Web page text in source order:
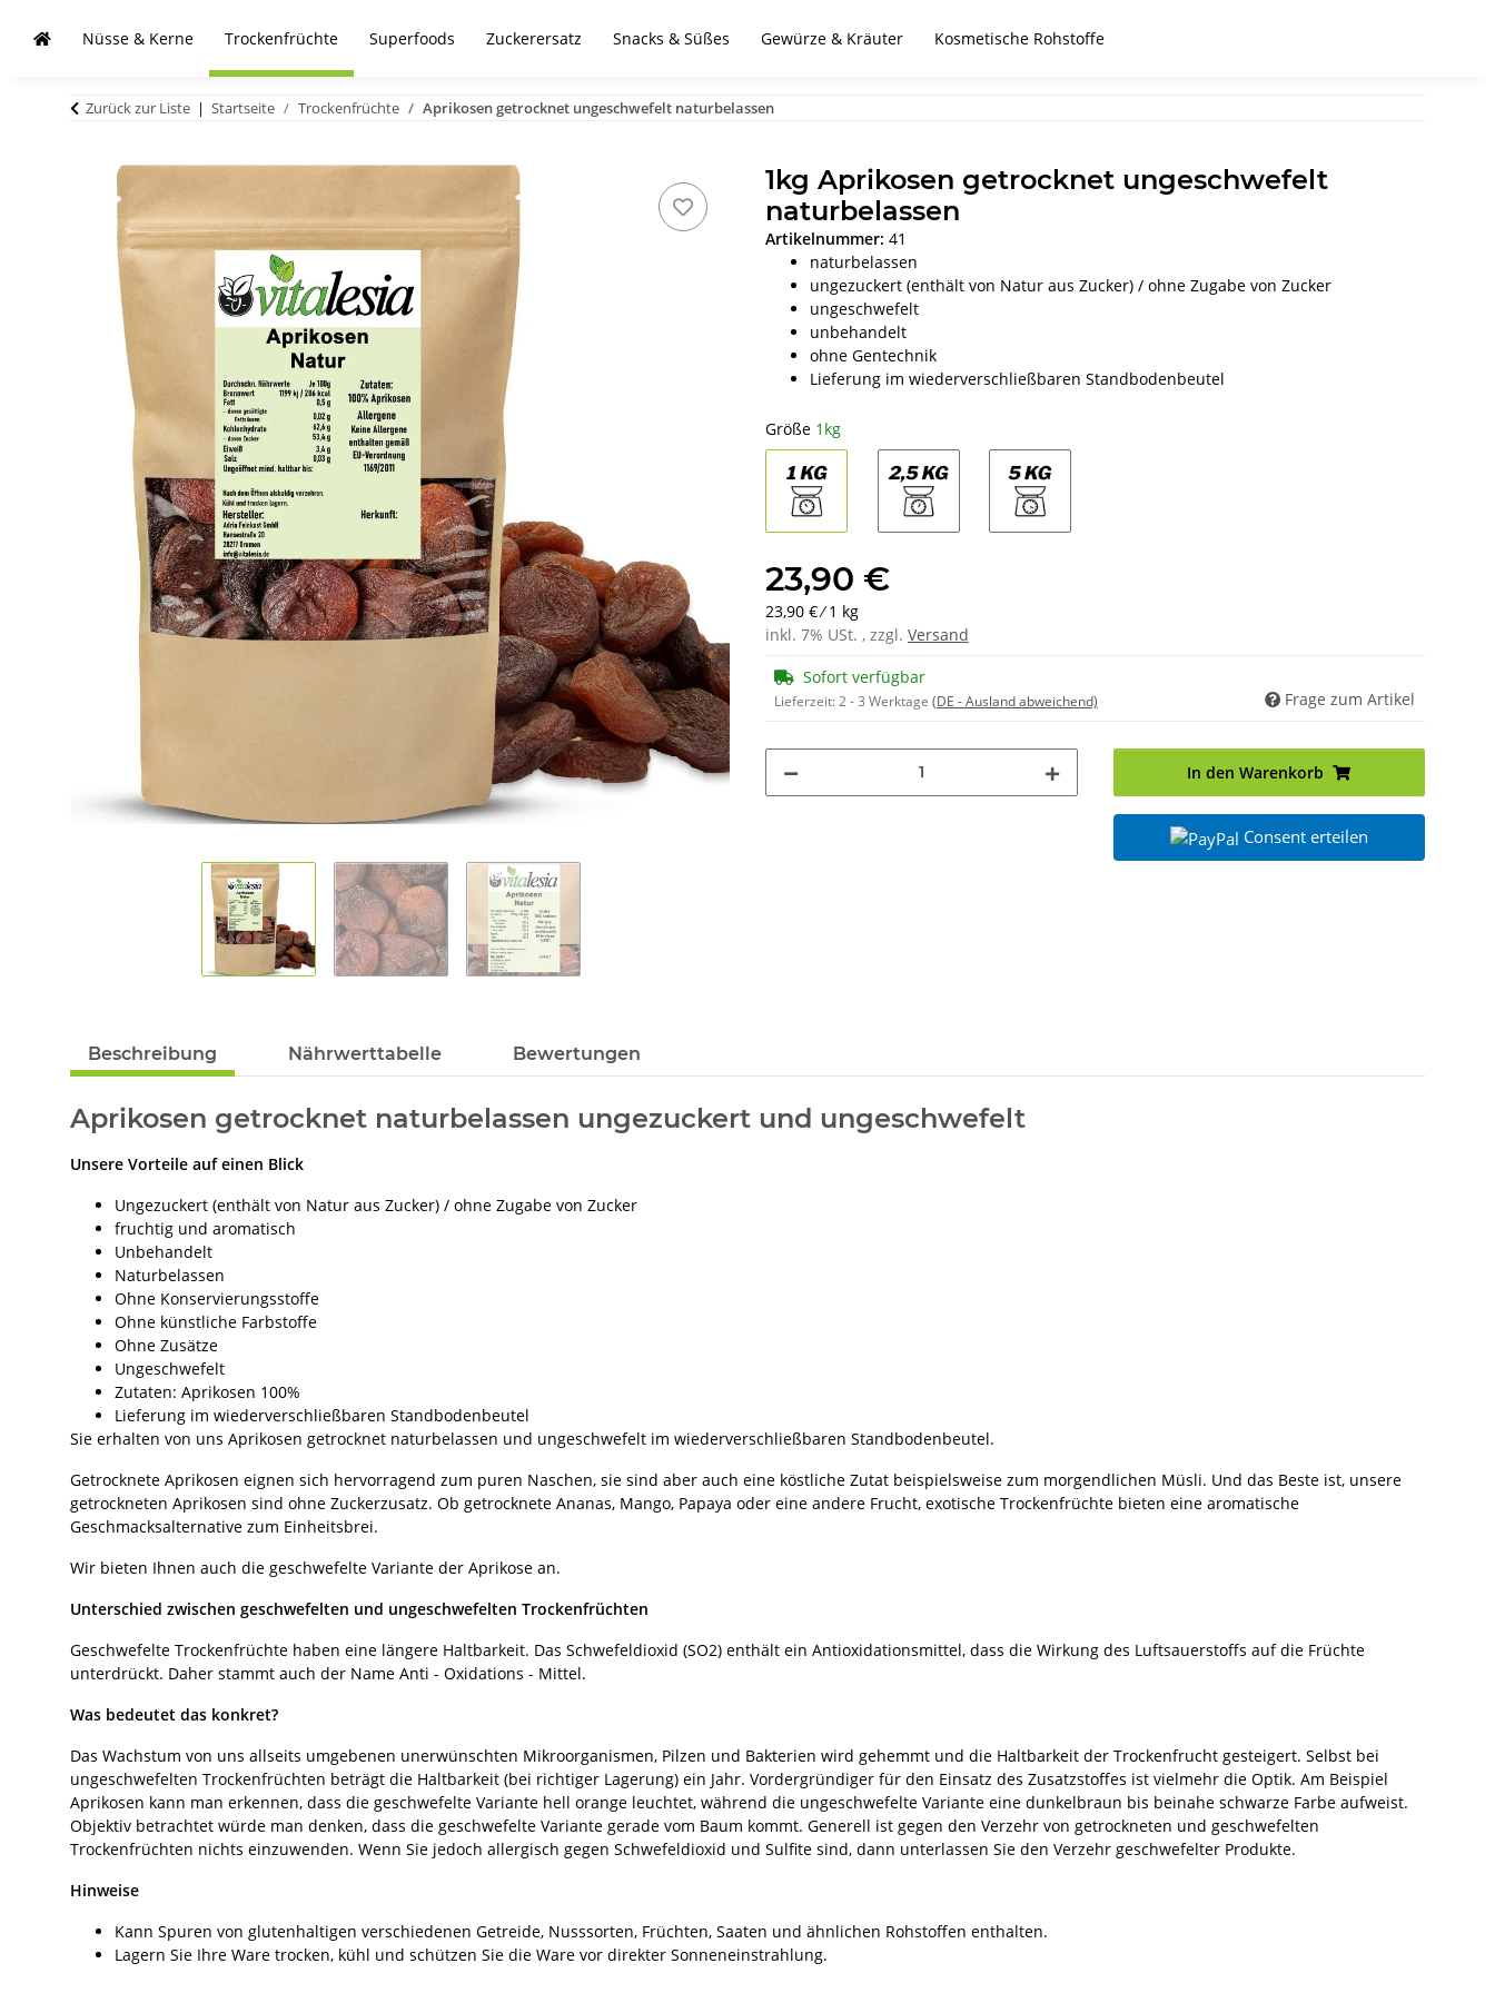
Nüsse & Kerne Trockenfrüchte Superfoods Zuckerersatz Snacks & Süßes Gewürze & Kräuter Kosmetische Rohstoffe
Zurück zur Liste Startseite Trockenfrüchte Aprikosen getrocknet ungeschwefelt naturbelassen
1kg Aprikosen getrocknet ungeschwefelt
naturbelassen
Artikelnummer: 41
naturbelassen
ungezuckert (enthält von Natur aus Zucker) / ohne Zugabe von Zucker
ungeschwefelt
unbehandelt
ohne Gentechnik
Lieferung im wiederverschließbaren Standbodenbeutel
Größe 1kg
23,90 €
23,90 € ⁄ 1 kg
inkl. 7% USt. , zzgl. Versand
Sofort verfügbar
Lieferzeit:2 - 3 Werktage (DE - Ausland abweichend) Frage zum Artikel
In den Warenkorb
Consent erteilen
Beschreibung Nährwerttabelle Bewertungen
Aprikosen getrocknet naturbelassen ungezuckert und ungeschwefelt
Unsere Vorteile auf einen Blick
Ungezuckert (enthält von Natur aus Zucker) / ohne Zugabe von Zucker
fruchtig und aromatisch
Unbehandelt
Naturbelassen
Ohne Konservierungsstoffe
Ohne künstliche Farbstoffe
Ohne Zusätze
Ungeschwefelt
Zutaten: Aprikosen 100%
Lieferung im wiederverschließbaren Standbodenbeutel
Sie erhalten von uns Aprikosen getrocknet naturbelassen und ungeschwefelt im wiederverschließbaren Standbodenbeutel.
Getrocknete Aprikosen eignen sich hervorragend zum puren Naschen, sie sind aber auch eine köstliche Zutat beispielsweise zum morgendlichen Müsli. Und das Beste ist, unsere
getrockneten Aprikosen sind ohne Zuckerzusatz. Ob getrocknete Ananas, Mango, Papaya oder eine andere Frucht, exotische Trockenfrüchte bieten eine aromatische
Geschmacksalternative zum Einheitsbrei.
Wir bieten Ihnen auch die geschwefelte Variante der Aprikose an.
Unterschied zwischen geschwefelten und ungeschwefelten Trockenfrüchten
Geschwefelte Trockenfrüchte haben eine längere Haltbarkeit. Das Schwefeldioxid (SO2) enthält ein Antioxidationsmittel, dass die Wirkung des Luftsauerstoffs auf die Früchte
unterdrückt. Daher stammt auch der Name Anti - Oxidations - Mittel.
Was bedeutet das konkret?
Das Wachstum von uns allseits umgebenen unerwünschten Mikroorganismen, Pilzen und Bakterien wird gehemmt und die Haltbarkeit der Trockenfrucht gesteigert. Selbst bei
ungeschwefelten Trockenfrüchten beträgt die Haltbarkeit (bei richtiger Lagerung) ein Jahr. Vordergründiger für den Einsatz des Zusatzstoffes ist vielmehr die Optik. Am Beispiel
Aprikosen kann man erkennen, dass die geschwefelte Variante hell orange leuchtet, während die ungeschwefelte Variante eine dunkelbraun bis beinahe schwarze Farbe aufweist.
Objektiv betrachtet würde man denken, dass die geschwefelte Variante gerade vom Baum kommt. Generell ist gegen den Verzehr von getrockneten und geschwefelten
Trockenfrüchten nichts einzuwenden. Wenn Sie jedoch allergisch gegen Schwefeldioxid und Sulfite sind, dann unterlassen Sie den Verzehr geschwefelter Produkte.
Hinweise
Kann Spuren von glutenhaltigen verschiedenen Getreide, Nusssorten, Früchten, Saaten und ähnlichen Rohstoffen enthalten.
Lagern Sie Ihre Ware trocken, kühl und schützen Sie die Ware vor direkter Sonneneinstrahlung.